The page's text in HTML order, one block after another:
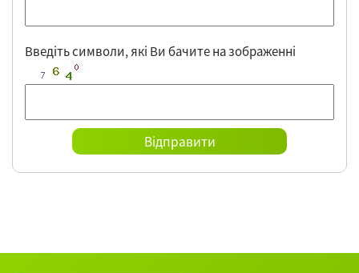
Введіть символи,які Ви бачите на зображенні